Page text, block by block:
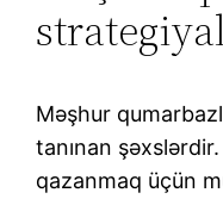
Məşhur
tanınan
qazanmaq üçün